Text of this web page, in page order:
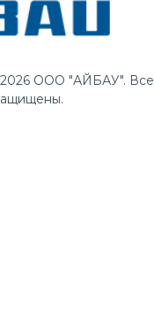
2026 ООО "АЙБАУ". Все